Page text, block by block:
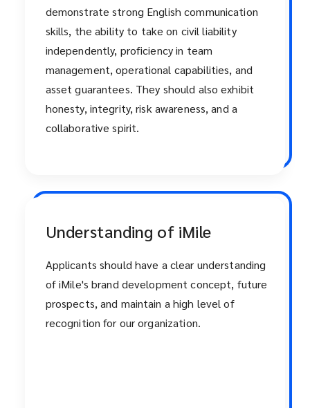
demonstrate strong English communication
skills, the ability to take on civil liability
independently, proficiency in team
management, operational capabilities, and
asset guarantees. They should also exhibit
honesty, integrity, risk awareness, and a
collaborative spirit.
Understanding of iMile
Applicants should have a clear understanding
of iMile's brand development concept, future
prospects, and maintain a high level of
recognition for our organization.